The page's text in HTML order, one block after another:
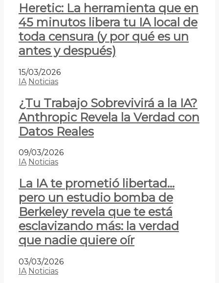
Heretic: La herramienta que en
45 minutos libera tu IA local de
toda censura (y por qué es un
antes y después)
15/03/2026
IA Noticias
¿Tu Trabajo Sobrevivirá a la IA?
Anthropic Revela la Verdad con
Datos Reales
09/03/2026
IA Noticias
La IA te prometió libertad…
pero un estudio bomba de
Berkeley revela que te está
esclavizando más: la verdad
que nadie quiere oír
03/03/2026
IA Noticias